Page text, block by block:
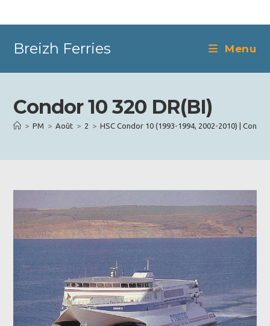
Breizh Ferries Menu
Condor 10 320 DR(BI)
> PM > Août > 2 > HSC Condor 10 (1993-1994, 2002-2010) |